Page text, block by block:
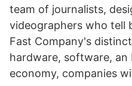
team of journalists,
videographers who tell
Fast Company's
hardware, software, an
economy, companies